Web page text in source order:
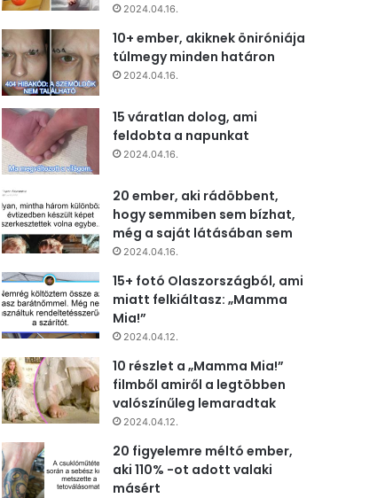
2024.04.16.
10+ ember, akiknek öniróniája
túlmegy minden határon
2024.04.16.
15 váratlan dolog, ami
feldobta a napunkat
2024.04.16.
20 ember, aki rádöbbent,
hogy semmiben sem bízhat,
még a saját látásában sem
2024.04.16.
15+ fotó Olaszországból, ami
miatt felkiáltasz: „Mamma
Mia!”
2024.04.12.
10 részlet a „Mamma Mia!”
filmből amiről a legtöbben
valószínűleg lemaradtak
2024.04.12.
20 figyelemre méltó ember,
aki 110% -ot adott valaki
másért